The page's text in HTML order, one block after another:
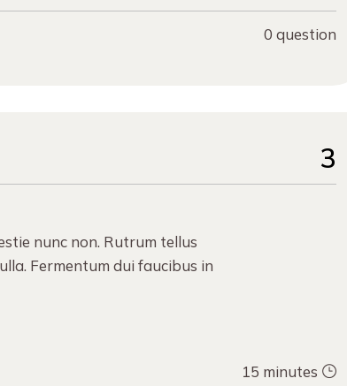
0 question
3
nunc non. Rutrum tellus
Fermentum dui faucibus in
15 minutes